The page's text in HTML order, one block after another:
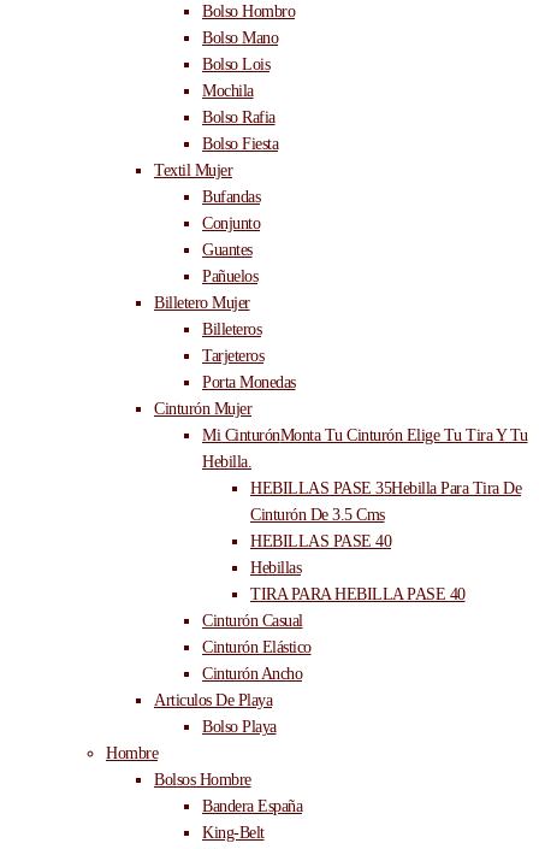
Bolso Hombro
Bolso Mano
Bolso Lois
Mochila
Bolso Rafia
Bolso Fiesta
Textil Mujer
Bufandas
Conjunto
Guantes
Pañuelos
Billetero Mujer
Billeteros
Tarjeteros
Porta Monedas
Cinturón Mujer
Mi CinturónMonta Tu Cinturón Elige Tu Tira Y Tu
Hebilla.
HEBILLAS PASE 35Hebilla Para Tira De
Cinturón De 3.5 Cms
HEBILLAS PASE 40
Hebillas
TIRA PARA HEBILLA PASE 40
Cinturón Casual
Cinturón Elástico
Cinturón Ancho
Articulos De Playa
Bolso Playa
Hombre
Bolsos Hombre
Bandera España
King-Belt